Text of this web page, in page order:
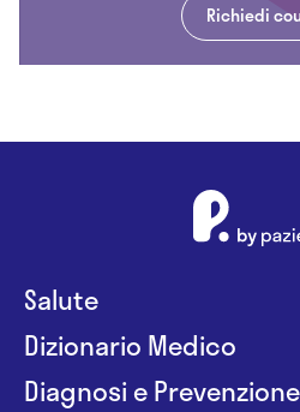
Richiedi
Salute
Dizionario Medico
Diagnosi e Prevenzione